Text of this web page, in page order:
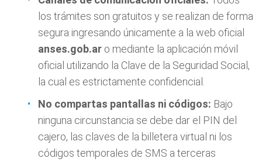
los trámites son gratuitos y se realizan de forma
segura ingresando únicamente a la web oficial
anses.gob.ar o mediante la aplicación móvil
oficial utilizando la Clave de la Seguridad Social,
la cual es estrictamente confidencial.
No compartas pantallas ni códigos: Bajo
ninguna circunstancia se debe dar el PIN del
cajero, las claves de la billetera virtual ni los
códigos temporales de SMS a terceras